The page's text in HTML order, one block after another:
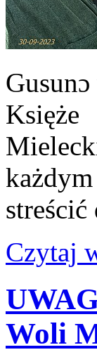
Czytaj
Woli